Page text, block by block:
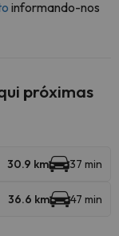
informando-nos
próximas
30.9 km 37 min
36.6 km 47 min